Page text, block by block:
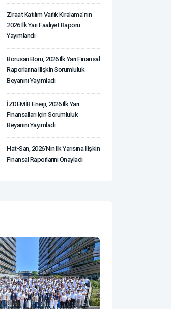
Ziraat Katılım Varlık Kiralama'nın
2026 Ilk Yarı Faaliyet Raporu
Yayımlandı
Borusan Boru, 2026 Ilk Yarı Finansal
Raporlarına Ilişkin Sorumluluk
Beyanını Yayımladı
İZDEMİR Enerji, 2026 Ilk Yarı
Finansalları Için Sorumluluk
Beyanını Yayımladı
Hat-San, 2026'nın Ilk Yarısına Ilişkin
Finansal Raporlarını Onayladı